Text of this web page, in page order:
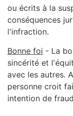
ou écrits à la
conséquences
l'infraction.
Bonne foi - La
sincérité et
avec les autres.
personne croit
intention de